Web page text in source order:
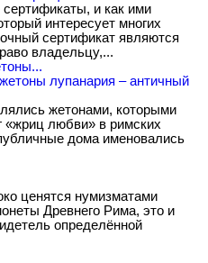
и как ими
интересует многих
сертификат являются
владельцу,...
жетонами, которыми
«жриц любви» в римских
дома именовались
ценятся нумизматами
Древнего Рима, это и
определённой